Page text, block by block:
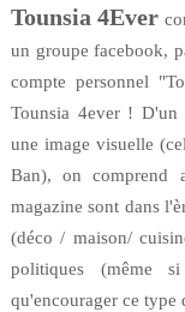
Tounsia 4Ever
un groupe facebook,
compte personnel
Tounsia 4ever ! D'un
une image visuelle
Ban), on comprend
magazine sont dans
(déco / maison/
politiques (même
qu'encourager ce type